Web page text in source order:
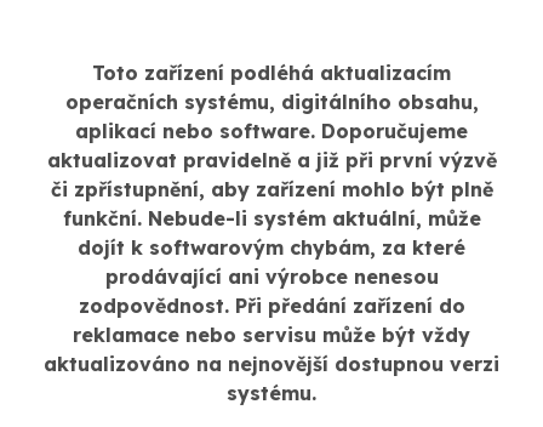
Toto zařízení podléhá aktualizacím
operačních systému, digitálního obsahu,
aplikací nebo software. Doporučujeme
aktualizovat pravidelně a již při první výzvě
či zpřístupnění, aby zařízení mohlo být plně
funkční. Nebude-li systém aktuální, může
dojít k softwarovým chybám, za které
prodávající ani výrobce nenesou
zodpovědnost. Při předání zařízení do
reklamace nebo servisu může být vždy
aktualizováno na nejnovější dostupnou verzi
systému.